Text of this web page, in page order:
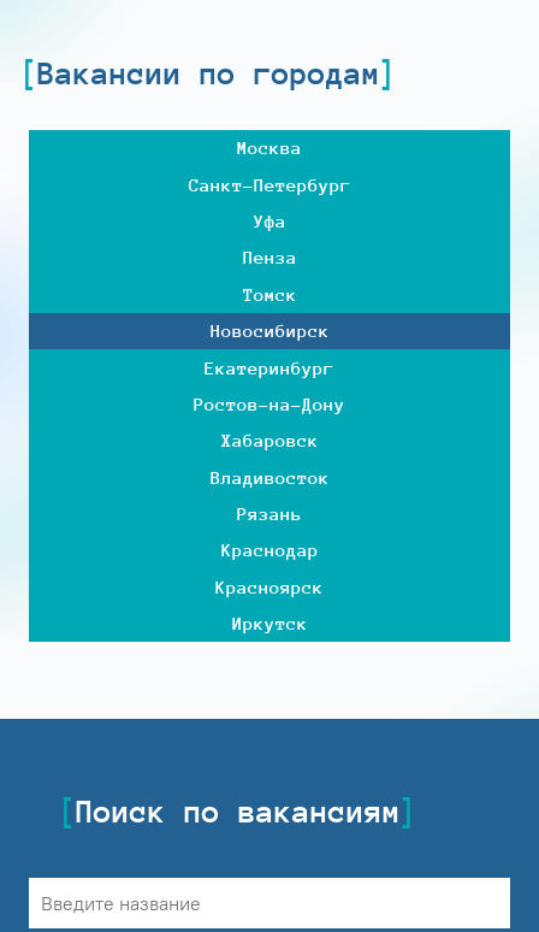
Вакансии по городам
Москва
Санкт-Петербург
Уфа
Пенза
Томск
Новосибирск
Екатеринбург
Ростов-на-Дону
Хабаровск
Владивосток
Рязань
Краснодар
Красноярск
Иркутск
Поиск по вакансиям